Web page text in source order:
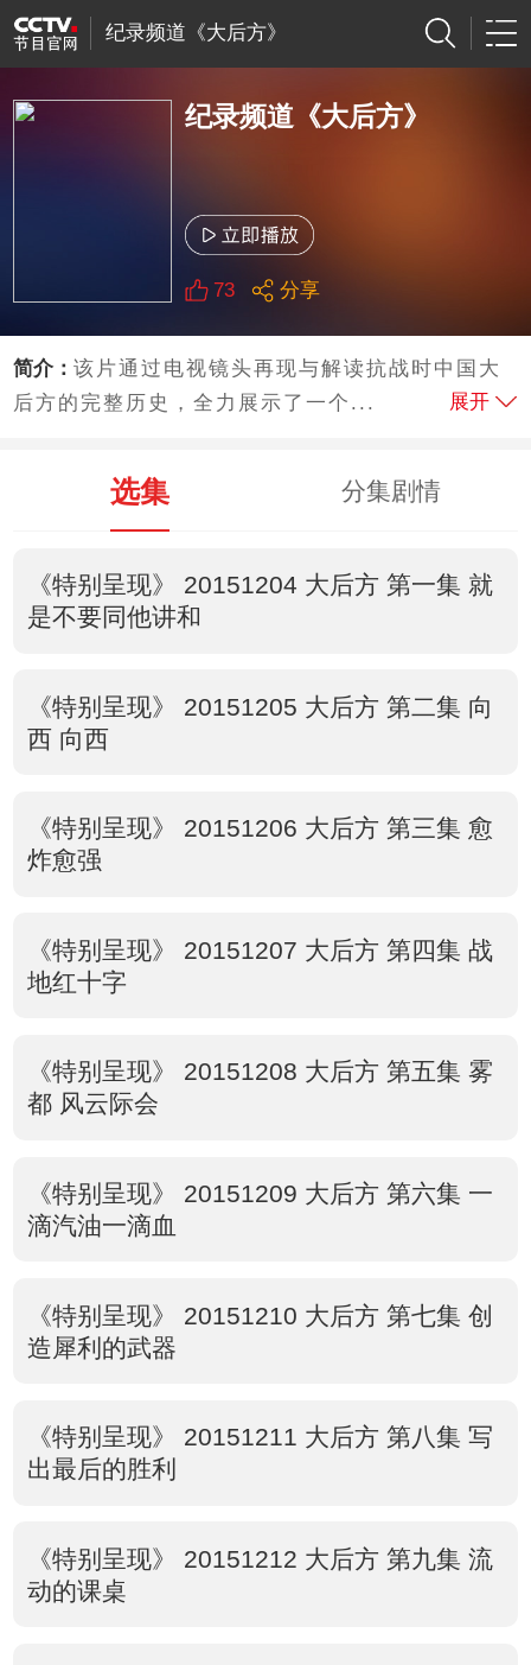
纪录频道《大后方》
纪录频道《大后方》
73 分享
简介：该片通过电视镜头再现与解读抗战时中国大
后方的完整历史，全力展示了一个...
展开
选集 分集剧情
《特别呈现》 20151204 大后方 第一集 就
是不要同他讲和
《特别呈现》 20151205 大后方 第二集 向
西 向西
《特别呈现》 20151206 大后方 第三集 愈
炸愈强
《特别呈现》 20151207 大后方 第四集 战
地红十字
《特别呈现》 20151208 大后方 第五集 雾
都 风云际会
《特别呈现》 20151209 大后方 第六集 一
滴汽油一滴血
《特别呈现》 20151210 大后方 第七集 创
造犀利的武器
《特别呈现》 20151211 大后方 第八集 写
出最后的胜利
《特别呈现》 20151212 大后方 第九集 流
动的课桌